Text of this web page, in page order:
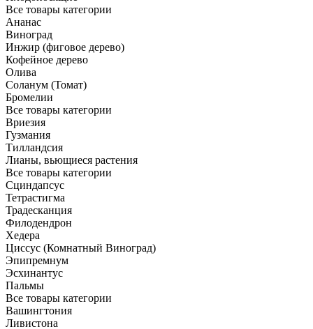
Все товары категории
Ананас
Виноград
Инжир (фиговое дерево)
Кофейное дерево
Олива
Соланум (Томат)
Бромелии
Все товары категории
Вриезия
Гузмания
Тилландсия
Лианы, вьющиеся растения
Все товары категории
Сциндапсус
Тетрастигма
Традесканция
Филодендрон
Хедера
Циссус (Комнатный Виноград)
Эпипремнум
Эсхинантус
Пальмы
Все товары категории
Вашингтония
Ливистона